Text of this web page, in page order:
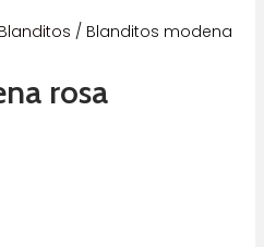
Blanditos / Blanditos modena
rosa